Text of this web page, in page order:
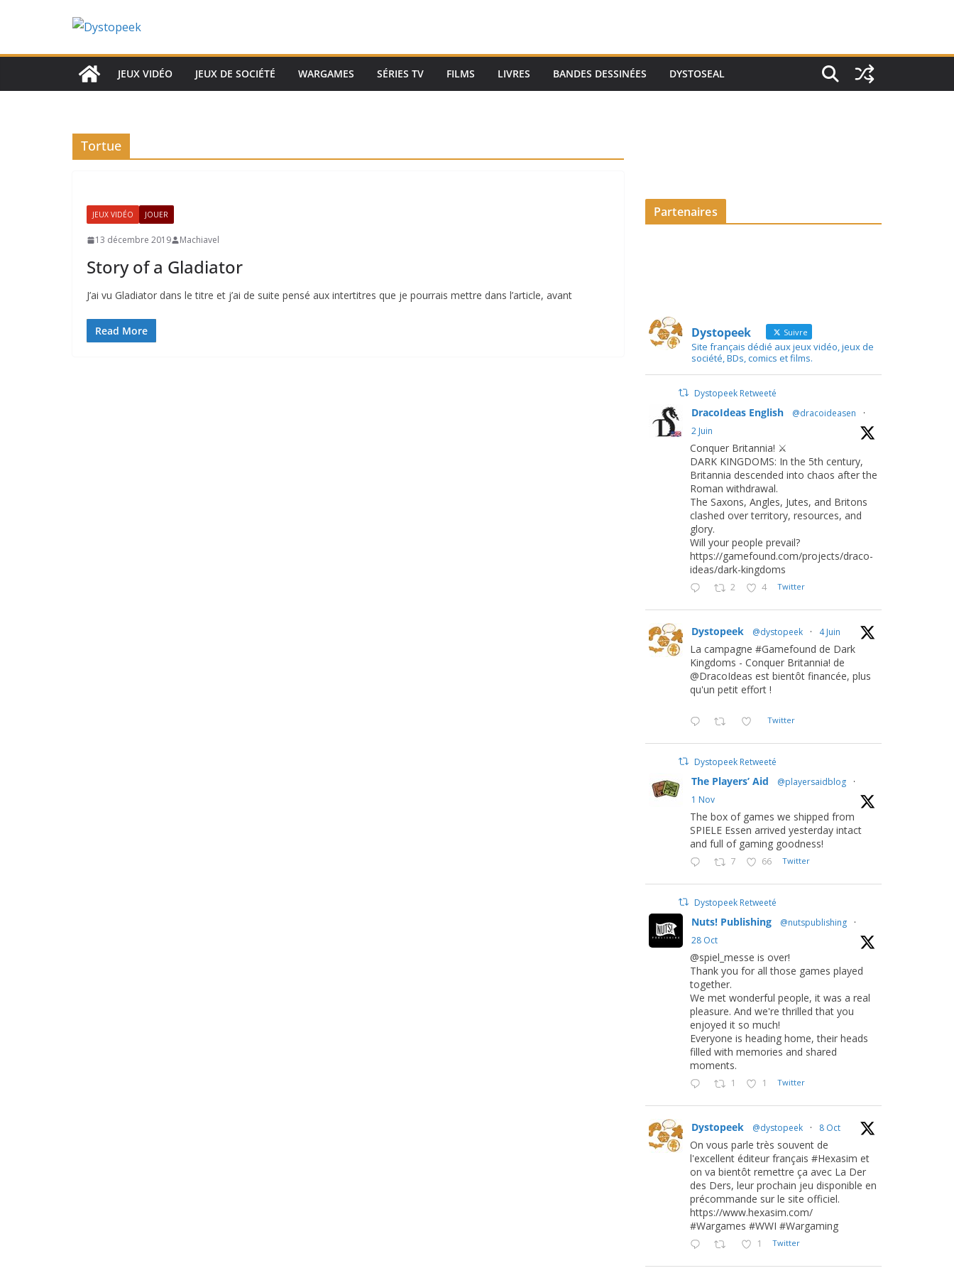
JEUX VIDÉO JEUX DE SOCIÉTÉ WARGAMES SÉRIES TV FILMS LIVRES BANDES DESSINÉES DYSTOSEAL
Tortue
JEUX VIDÉO JOUER
13 décembre 2019 Machiavel
Story of a Gladiator
J’ai vu Gladiator dans le titre et j’ai de suite pensé aux intertitres que je pourrais mettre dans l’article, avant
Read More
Partenaires
Dystopeek Suivre
Site français dédié aux jeux vidéo, jeux de
société, BDs, comics et films.
Dystopeek Retweeté
DracoIdeas English @dracoideasen
·
2 Juin
Conquer Britannia! ⚔️
DARK KINGDOMS: In the 5th century,
Britannia descended into chaos after the
Roman withdrawal.
The Saxons, Angles, Jutes, and Britons
clashed over territory, resources, and
glory.
Will your people prevail?
https://gamefound.com/projects/draco-
ideas/dark-kingdoms
2 4 Twitter
Dystopeek @dystopeek · 4 Juin
La campagne #Gamefound de Dark
Kingdoms - Conquer Britannia! de
@DracoIdeas est bientôt financée, plus
qu'un petit effort !
Twitter
Dystopeek Retweeté
The Players’ Aid @playersaidblog
·
1 Nov
The box of games we shipped from
SPIELE Essen arrived yesterday intact
and full of gaming goodness!
7 66 Twitter
Dystopeek Retweeté
Nuts! Publishing @nutspublishing
·
28 Oct
@spiel_messe is over!
Thank you for all those games played
together.
We met wonderful people, it was a real
pleasure. And we're thrilled that you
enjoyed it so much!
Everyone is heading home, their heads
filled with memories and shared
moments.
1 1 Twitter
Dystopeek @dystopeek · 8 Oct
On vous parle très souvent de
l'excellent éditeur français #Hexasim et
on va bientôt remettre ça avec La Der
des Ders, leur prochain jeu disponible en
précommande sur le site officiel.
https://www.hexasim.com/
#Wargames #WWI #Wargaming
1 Twitter